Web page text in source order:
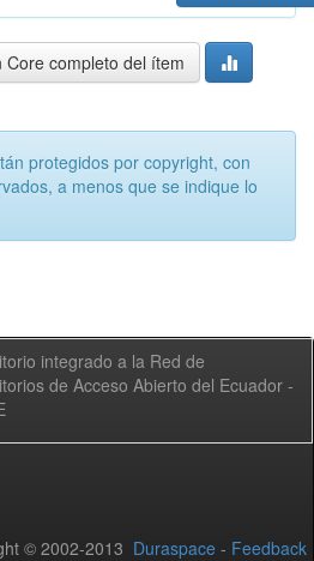
completo del ítem
protegidos por copyright, con
a menos que se indique lo
integrado a la Red de
de Acceso Abierto del Ecuador -
© 2002-2013 Duraspace - Feedback